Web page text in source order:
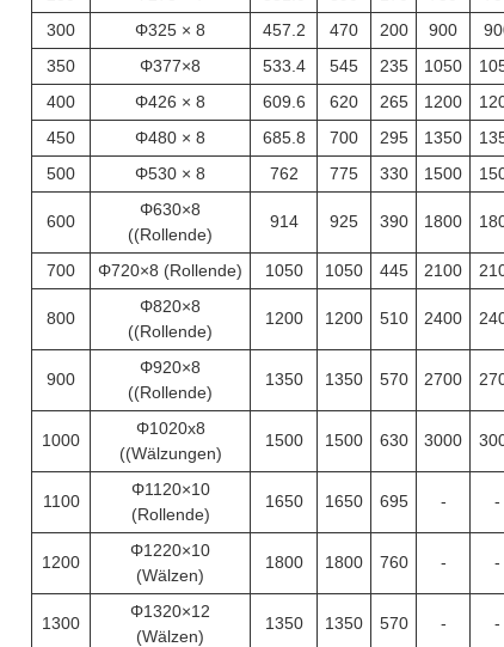
300
Φ325 × 8 457.2 470 200 900
350
Φ377×8 533.4 545 235 1050
400
Φ426 × 8 609.6 620 265 1200
450
Φ480 × 8 685.8 700 295 1350
500
Φ530 × 8 762 775 330 1500
600
Φ630×8
((Rollende)
914 925 390 1800
700 Φ720×8 (Rollende) 1050 1050 445 2100
800
Φ820×8
((Rollende)
1200 1200 510 2400
900
Φ920×8
((Rollende)
1350 1350 570 2700
1000
Φ1020x8
((Wälzungen)
1500 1500 630 3000
1100
Φ1120×10
(Rollende)
1650 1650 695 - -
1200
Φ1220×10
(Wälzen)
1800 1800 760 - -
1300
Φ1320×12
(Wälzen)
1350 1350 570 - -